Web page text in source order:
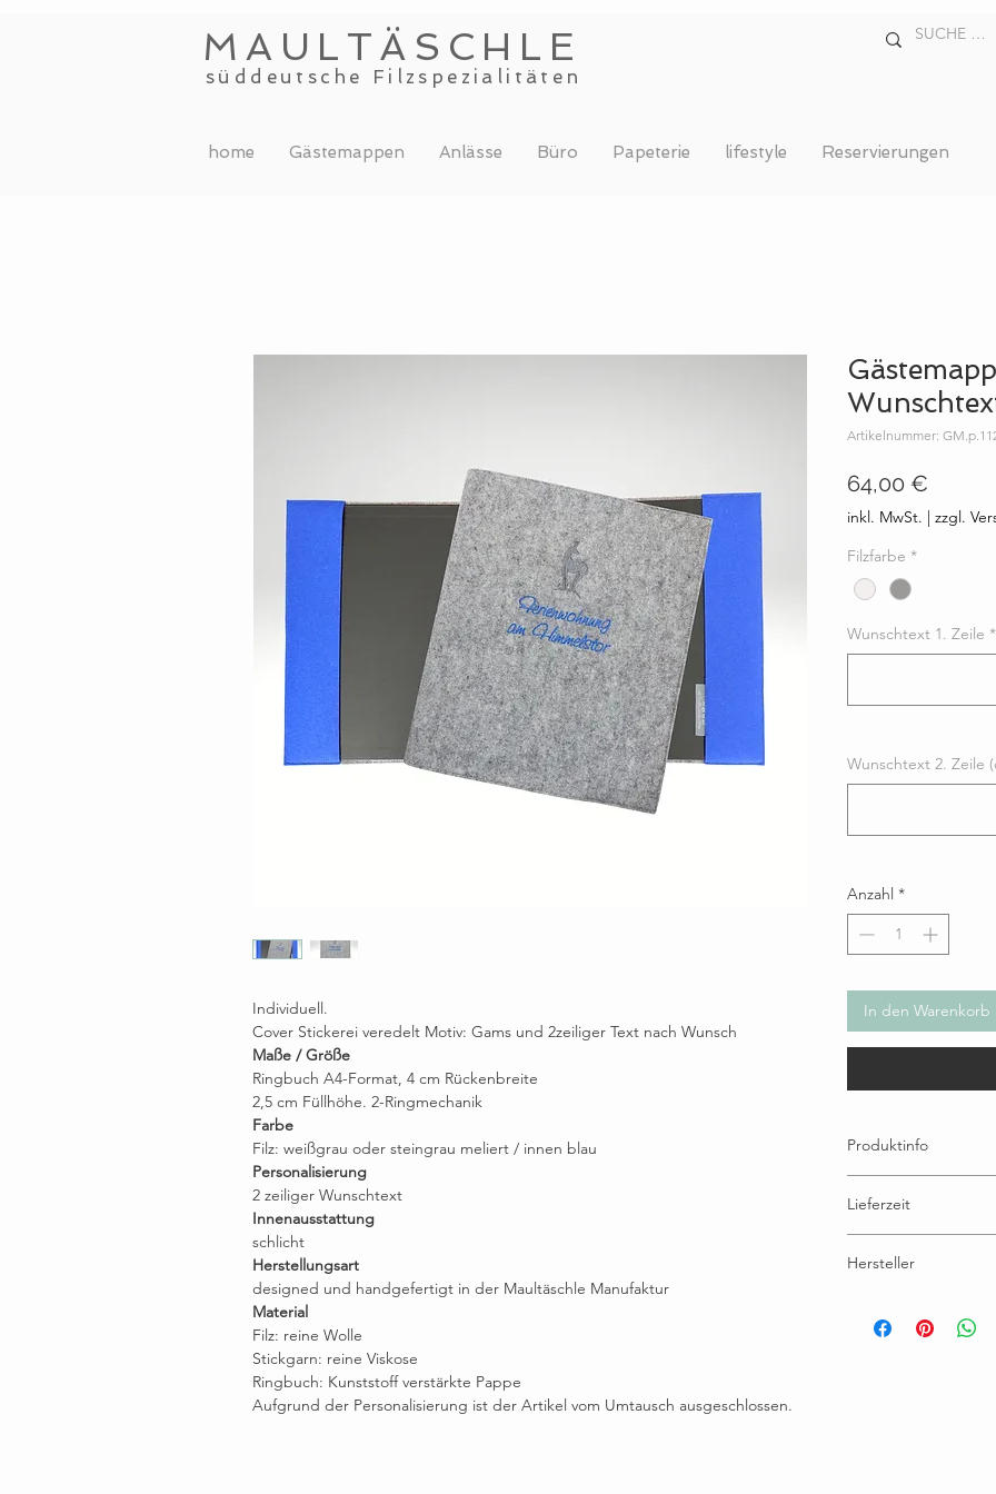
MAULTÄSCHLE
süddeutsche Filzspezialitäten
home Gästemappen Anlässe Büro Papeterie lifestyle Reservierungen
Individuell.
Cover Stickerei veredelt Motiv: Gams und 2zeiliger Text nach Wunsch
Maße / Größe
Ringbuch A4-Format, 4 cm Rückenbreite
2,5 cm Füllhöhe. 2-Ringmechanik
Farbe
Filz: weißgrau oder steingrau meliert / innen blau
Personalisierung
2 zeiliger Wunschtext
Innenausstattung
schlicht
Herstellungsart
designed und handgefertigt in der Maultäschle Manufaktur
Material
Filz: reine Wolle
Stickgarn: reine Viskose
Ringbuch: Kunststoff verstärkte Pappe
Aufgrund der Personalisierung ist der Artikel vom Umtausch ausgeschlossen.
Artikelnummer:
64,00 €
inkl. MwSt. | zzgl.
Filzfarbe *
Wunschtext 1. Zeile *
Wunschtext 2. Zeile
Anzahl *
In den Warenkorb
Produktinfo
Mit 2-Ringmechanik.
Aufgrund der
Lieferzeit
Hersteller